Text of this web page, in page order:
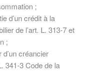
;
d’un crédit à la
de l’art. L. 313-7 et
;
créancier
341-3 Code de la